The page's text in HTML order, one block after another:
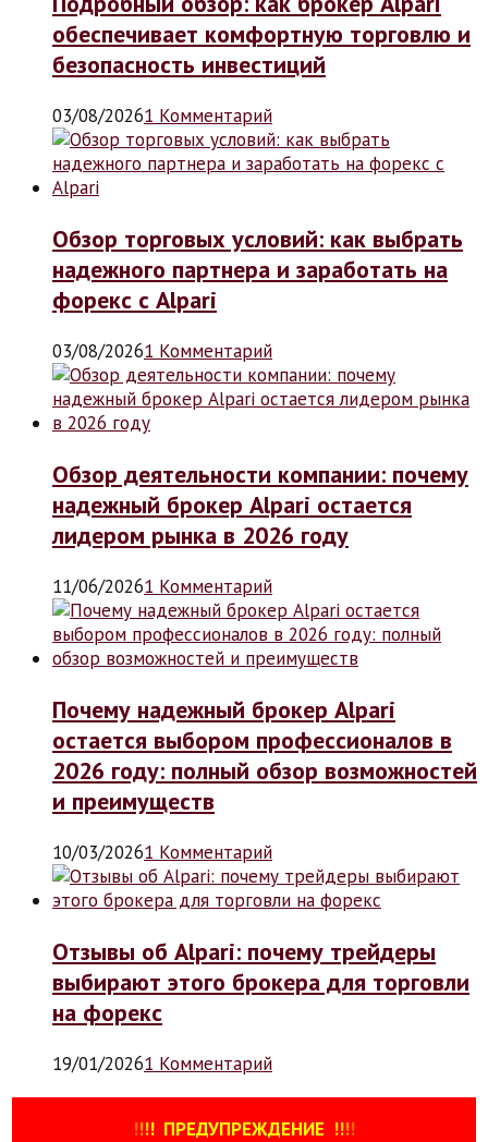
обеспечивает комфортную торговлю и
безопасность инвестиций
03/08/20261 Комментарий
Обзор торговых условий: как выбрать
надежного партнера и заработать на
форекс с Alpari
03/08/20261 Комментарий
Обзор деятельности компании: почему
надежный брокер Alpari остается
лидером рынка в 2026 году
11/06/20261 Комментарий
Почему надежный брокер Alpari
остается выбором профессионалов в
2026 году: полный обзор возможностей
и преимуществ
10/03/20261 Комментарий
Отзывы об Alpari: почему трейдеры
выбирают этого брокера для торговли
на форекс
19/01/20261 Комментарий
!!!! ПРЕДУПРЕЖДЕНИЕ !!!!